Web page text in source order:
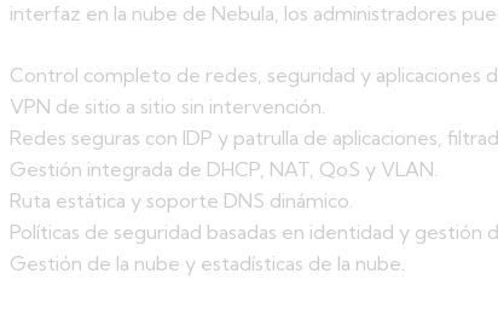
interfaz en la nube de Nebula, los administradores
Control completo de redes, seguridad y aplicaciones
VPN de sitio a sitio sin intervención.
Redes seguras con IDP y patrulla de aplicaciones,
Gestión integrada de DHCP, NAT, QoS y VLAN.
Ruta estática y soporte DNS dinámico.
Políticas de seguridad basadas en identidad y gestión
Gestión de la nube y estadísticas de la nube.